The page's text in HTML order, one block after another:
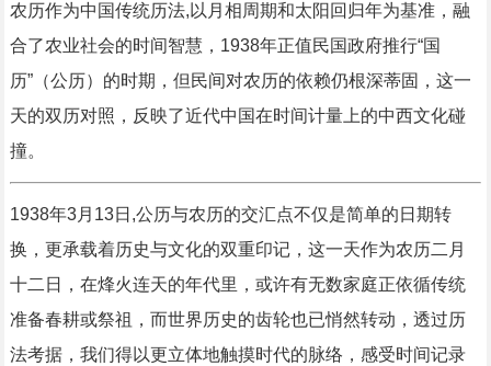
农历作为中国传统历法,以月相周期和太阳回归年为基准，融
合了农业社会的时间智慧，1938年正值民国政府推行“国
历”（公历）的时期，但民间对农历的依赖仍根深蒂固，这一
天的双历对照，反映了近代中国在时间计量上的中西文化碰
撞。
1938年3月13日,公历与农历的交汇点不仅是简单的日期转
换，更承载着历史与文化的双重印记，这一天作为农历二月
十二日，在烽火连天的年代里，或许有无数家庭正依循传统
准备春耕或祭祖，而世界历史的齿轮也已悄然转动，透过历
法考据，我们得以更立体地触摸时代的脉络，感受时间记录